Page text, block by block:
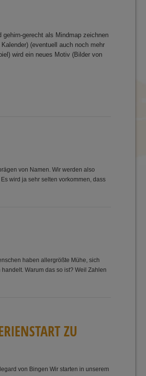
gerecht als Mindmap zeichnen
(eventuell auch noch mehr
wird ein neues Motiv (Bilder von
von Namen. Wir werden also
wird ja sehr selten vorkommen, dass
haben allergrößte Mühe, sich
Warum das so ist? Weil Zahlen
RIENSTARTZU
von Bingen Wir starten in unserem